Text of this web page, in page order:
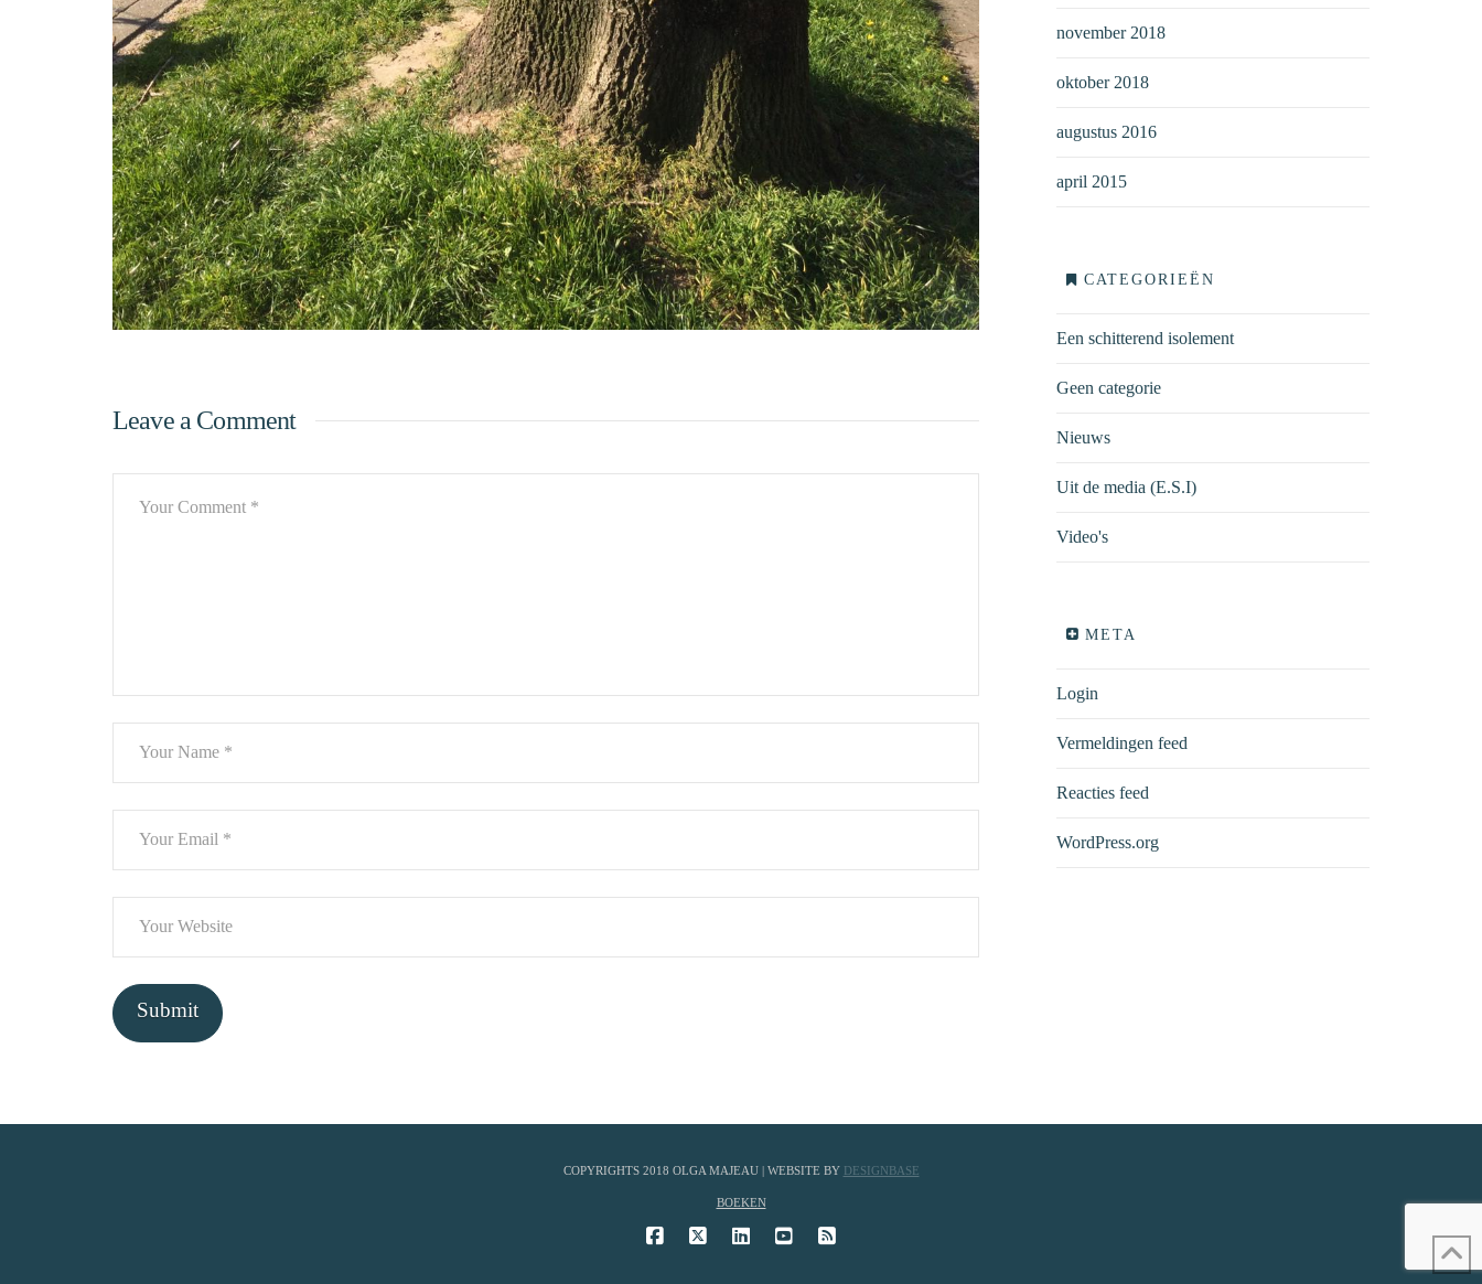
Leave a Comment
november 2018
oktober 2018
augustus 2016
april 2015
CATEGORIEËN
Een schitterend isolement
Geen categorie
Nieuws
Uit de media (E.S.I)
Video's
META
Login
Vermeldingen feed
Reacties feed
WordPress.org
COPYRIGHTS 2018 OLGA MAJEAU | WEBSITE BY DESIGNBASE
BOEKEN